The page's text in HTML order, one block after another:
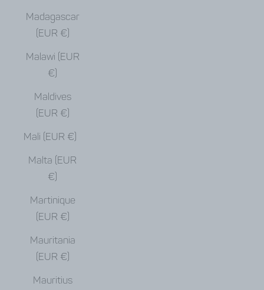
Madagascar
(EUR €)
Malawi (EUR
€)
Maldives
(EUR €)
Mali (EUR €)
Malta (EUR
€)
Martinique
(EUR €)
Mauritania
(EUR €)
Mauritius